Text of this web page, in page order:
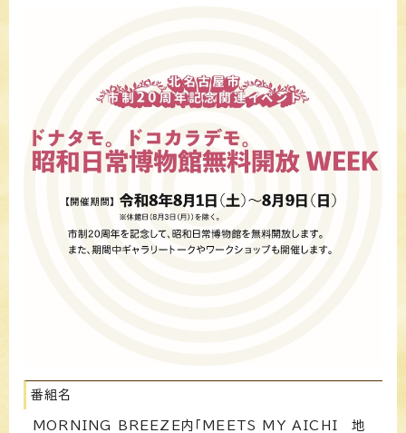
番組名
MORNING BREEZE内「MEETS MY AICHI 地